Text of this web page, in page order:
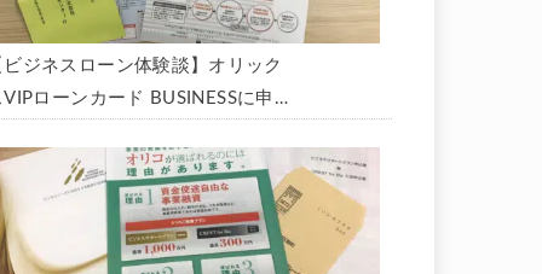
ビジネスローン体験談】オリック
VIPローンカード BUSINESSに申
で借りられました。全手順を丁寧
説します。